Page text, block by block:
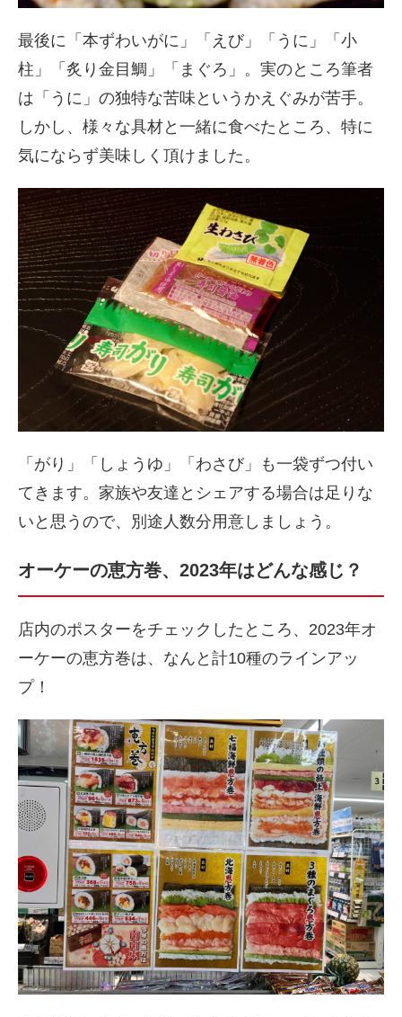
最後に「本ずわいがに」「えび」「うに」「小
柱」「炙り金目鯛」「まぐろ」。実のところ筆者
は「うに」の独特な苦味というかえぐみが苦手。
しかし、様々な具材と一緒に食べたところ、特に
気にならず美味しく頂けました。
「がり」「しょうゆ」「わさび」も一袋ずつ付い
てきます。家族や友達とシェアする場合は足りな
いと思うので、別途人数分用意しましょう。
オーケーの恵方巻、2023年はどんな感じ？
店内のポスターをチェックしたところ、2023年オ
ーケーの恵方巻は、なんと計10種のラインアッ
プ！